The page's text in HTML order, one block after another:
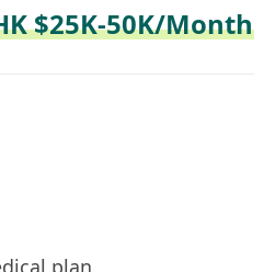
$25K-50K/Month
plan